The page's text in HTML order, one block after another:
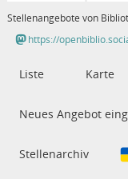
Stellenangebote von
https://
Liste Karte
Neues Angebot
Stellenarchiv